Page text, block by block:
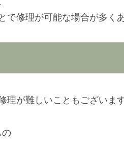
で修理が可能な場合が多く
が難しいこともございます
の